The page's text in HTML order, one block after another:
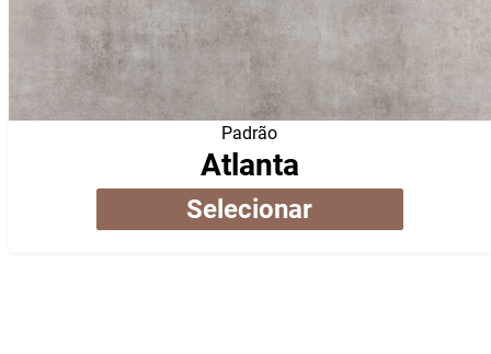
Padrão
Atlanta
Selecionar